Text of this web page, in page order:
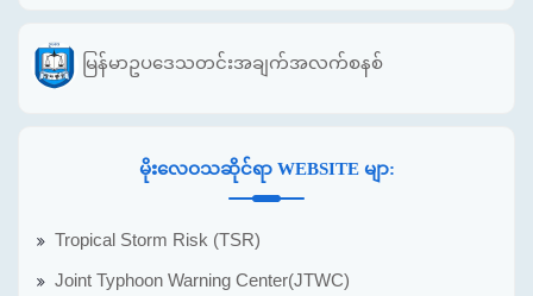
မြန်မာဥပဒေသတင်းအချက်အလက်စနစ်
မိုးလေဝသဆိုင်ရာ WEBSITE မျာ:
Tropical Storm Risk (TSR)
Joint Typhoon Warning Center(JTWC)